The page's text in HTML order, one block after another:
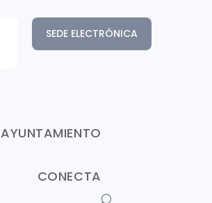
SEDE ELECTRÓNICA
AYUNTAMIENTO
CONECTA